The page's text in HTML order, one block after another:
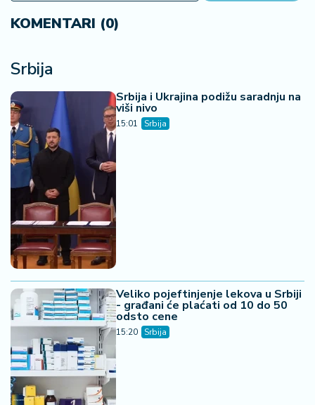
KOMENTARI (0)
Srbija
Srbija i Ukrajina podižu saradnju na
viši nivo
15:01 Srbija
Veliko pojeftinjenje lekova u Srbiji
- građani će plaćati od 10 do 50
odsto cene
15:20 Srbija